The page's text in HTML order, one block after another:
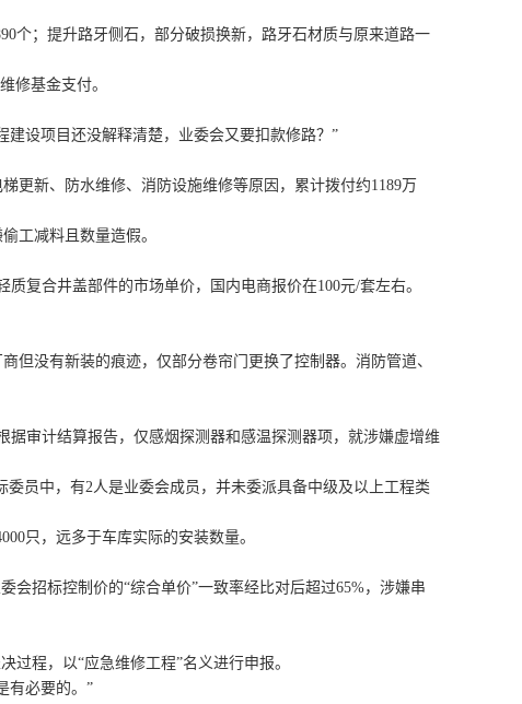
；提升路牙侧石，部分破损换新，路牙石材质与原来道路一
修基金支付。
设项目还没解释清楚，业委会又要扣款修路？”
更新、防水维修、消防设施维修等原因，累计拨付约1189万
工减料且数量造假。
合井盖部件的市场单价，国内电商报价在100元/套左右。
没有新装的痕迹，仅部分卷帘门更换了控制器。消防管道、
审计结算报告，仅感烟探测器和感温探测器项，就涉嫌虚增维
员中，有2人是业委会成员，并未委派具备中级及以上工程类
只，远多于车库实际的安装数量。
招标控制价的“综合单价”一致率经比对后超过65%，涉嫌串
程，以“应急维修工程”名义进行申报。
有必要的。”